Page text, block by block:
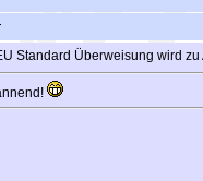
Standard Überweisung wird